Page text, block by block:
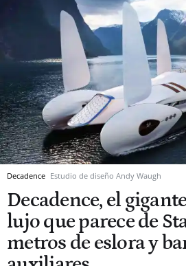
Decadence Estudio de diseño Andy Waugh
Decadence, el
lujo que parece de
metros de eslora y